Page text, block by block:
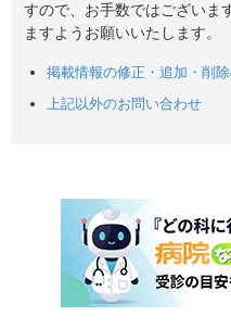
すので、お手数ではございま
ますようお願いいたします。
掲載情報の修正・追加・削
上記以外のお問い合わせ